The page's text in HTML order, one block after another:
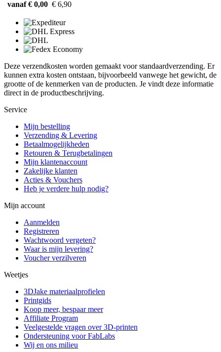
vanaf € 0,00 € 6,90
Deze verzendkosten worden gemaakt voor standaardverzending. Er
kunnen extra kosten ontstaan, bijvoorbeeld vanwege het gewicht, de
grootte of de kenmerken van de producten. Je vindt deze informatie
direct in de productbeschrijving.
Service
Mijn bestelling
Verzending & Levering
Betaalmogelijkheden
Retouren & Terugbetalingen
Mijn klantenaccount
Zakelijke klanten
Acties & Vouchers
Heb je verdere hulp nodig?
Mijn account
Aanmelden
Registreren
Wachtwoord vergeten?
Waar is mijn levering?
Voucher verzilveren
Weetjes
3DJake materiaalprofielen
Printgids
Koop meer, bespaar meer
Affiliate Program
Veelgestelde vragen over 3D-printen
Ondersteuning voor FabLabs
Wij en ons milieu